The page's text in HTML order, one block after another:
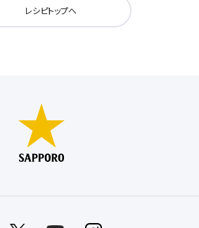
レシピトップへ